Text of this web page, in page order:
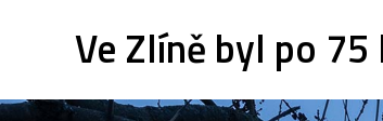
Ve Zlíně byl po